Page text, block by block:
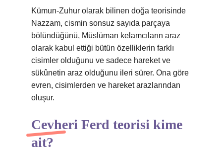
Kümun-Zuhur olarak bilinen doğa teorisinde
Nazzam, cismin sonsuz sayıda parçaya
bölündüğünü, Müslüman kelamcıların araz
olarak kabul ettiği bütün özelliklerin farklı
cisimler olduğunu ve sadece hareket ve
sükûnetin araz olduğunu ileri sürer. Ona göre
evren, cisimlerden ve hareket arazlarından
oluşur.
Cevheri Ferd teorisi kime
ait?